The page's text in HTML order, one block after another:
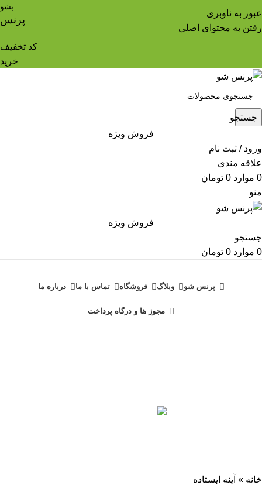
عبور به ناوبری
رفتن به محتوای اصلی
بشو
پرنس
کد تخفیف
خرید
جستجو
فروش ویژه
ورود / ثبت نام
علاقه مندی
0 موارد 0 تومان
منو
فروش ویژه
جستجو
0 موارد 0 تومان
پرنس شو وبلاگ فروشگاه تماس با ما درباره ما
مجوز ها و درگاه پرداخت
خانه » آینه ایستاده